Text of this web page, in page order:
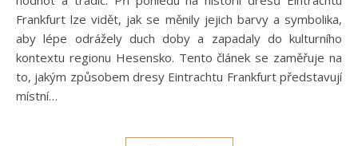
Frankfurt lze vidět, jak se měnily jejich barvy a symbolika,
aby lépe odrážely duch doby a zapadaly do kulturního
kontextu regionu Hesensko. Tento článek se zaměřuje na
to, jakým způsobem dresy Eintrachtu Frankfurt představují
místní…